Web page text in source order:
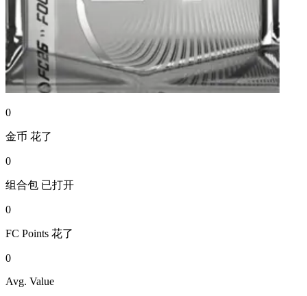
0
金币 花了
0
组合包 已打开
0
FC Points 花了
0
Avg. Value